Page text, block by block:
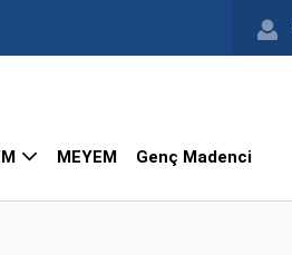
MEYEM Genç Madenci